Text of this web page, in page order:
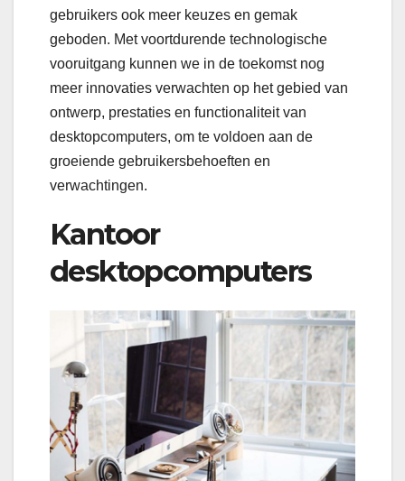
gebruikers ook meer keuzes en gemak
geboden. Met voortdurende technologische
vooruitgang kunnen we in de toekomst nog
meer innovaties verwachten op het gebied van
ontwerp, prestaties en functionaliteit van
desktopcomputers, om te voldoen aan de
groeiende gebruikersbehoeften en
verwachtingen.
Kantoor
desktopcomputers